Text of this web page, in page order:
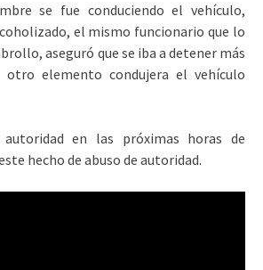
se fue conduciendo el vehículo,
el mismo funcionario que lo
aseguró que se iba a detener más
otro elemento condujera el vehículo
en las próximas horas de
hecho de abuso de autoridad.